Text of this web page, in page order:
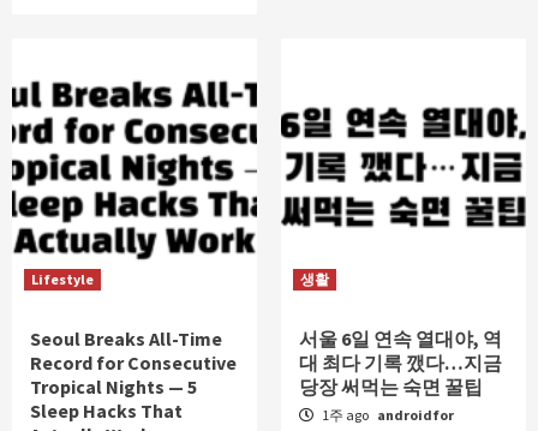
Lifestyle
Seoul Breaks All-Time
Record for Consecutive
Tropical Nights — 5
Sleep Hacks That
생활
서울 6일 연속 열대야, 역
대 최다 기록 깼다…지금
당장 써먹는 숙면 꿀팁
1주 ago androidfor